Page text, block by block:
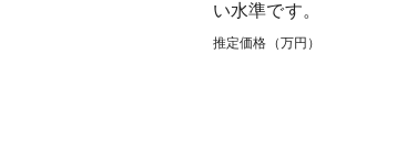
い水準です。
推定価格（万円）